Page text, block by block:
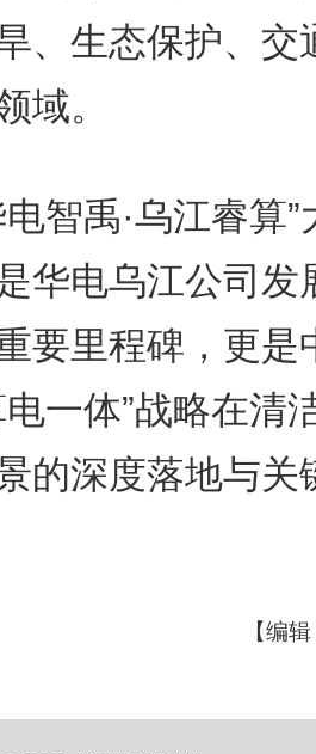
、生态保护、交
域。
禹·乌江睿算”
华电乌江公司发
要里程碑，更是
一体”战略在清
的深度落地与关
【编